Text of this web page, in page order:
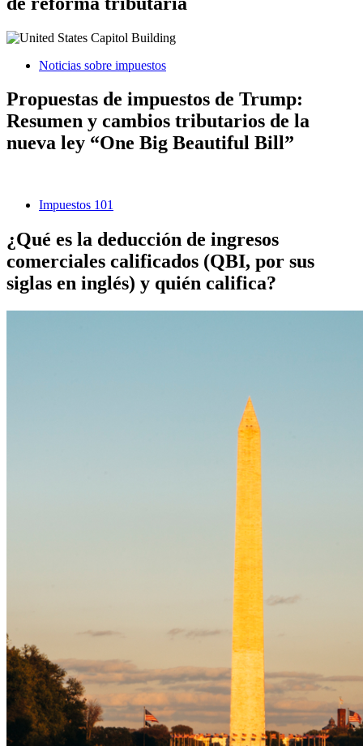
Noticias sobre impuestos
Propuestas de impuestos de Trump:
Resumen y cambios tributarios de la
nueva ley “One Big Beautiful Bill”
Impuestos 101
¿Qué es la deducción de ingresos
comerciales calificados (QBI, por sus
siglas en inglés) y quién califica?